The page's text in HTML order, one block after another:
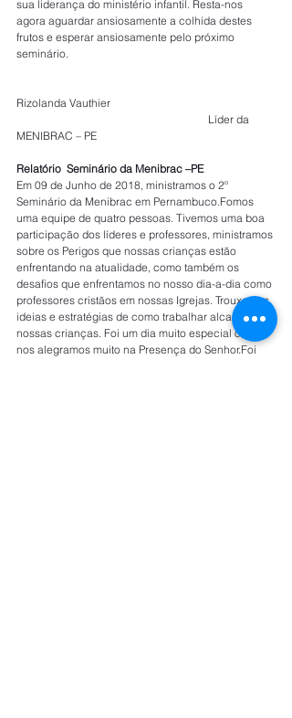
sua liderança do ministério infantil. Resta-nos
agora aguardar ansiosamente a colhida destes
frutos e esperar ansiosamente pelo próximo
seminário.
Rizolanda Vauthier
MENIBRAC – PE
Relatório  Seminário da Menibrac –PE
Em 09 de Junho de 2018, ministramos o 2º
Seminário da Menibrac em Pernambuco.Fomos
uma equipe de quatro pessoas. Tivemos uma boa
participação dos líderes e professores, ministramos
sobre os Perigos que nossas crianças estão
enfrentando na atualidade, como também os
desafios que enfrentamos no nosso dia-a-dia como
professores cristãos em nossas Igrejas. Trouxemos
ideias e estratégias de como trabalhar alcançar
nossas crianças. Foi um dia muito especial onde
nos alegramos muito na Presença do Senhor.Foi